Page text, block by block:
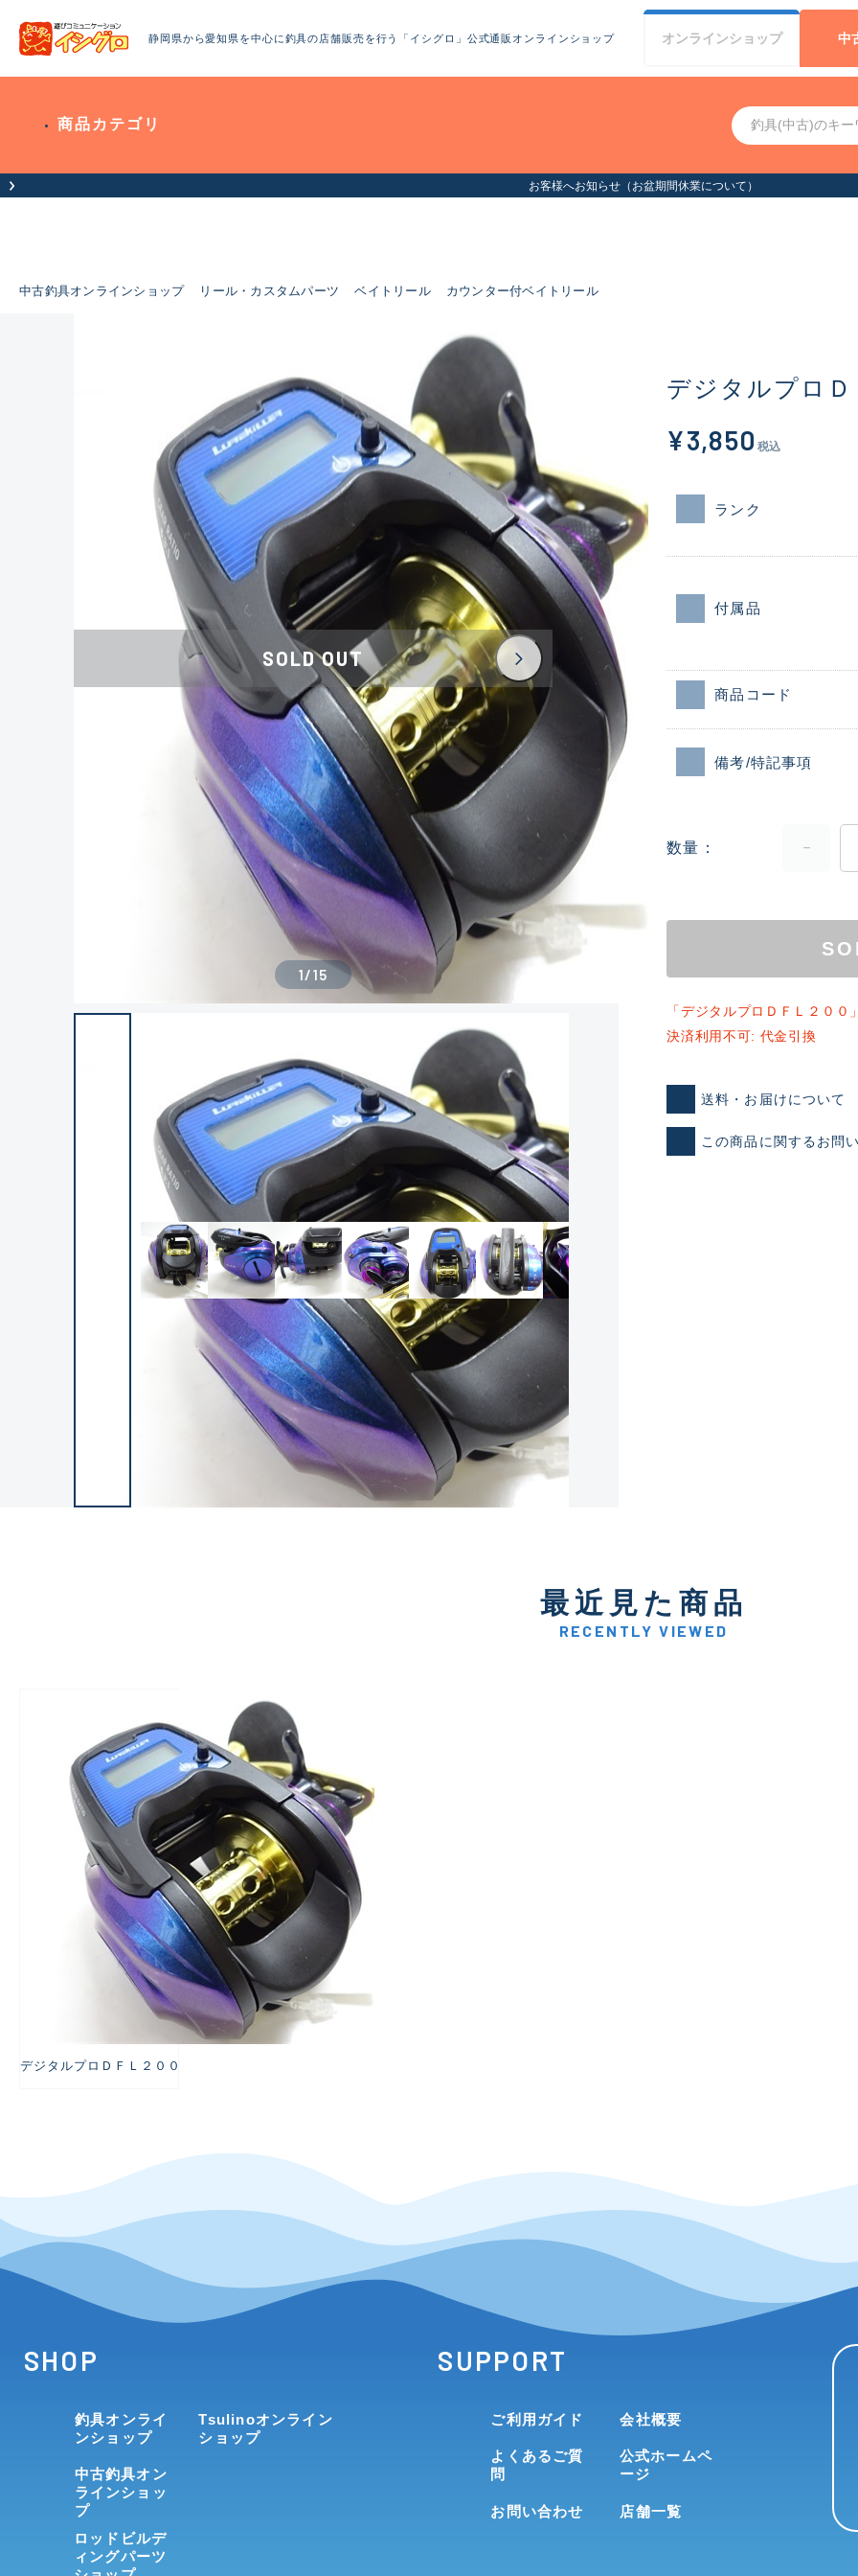
静岡県から愛知県を中心に釣具の店舗販売を行う「イシグロ」公式通販オンラインショップ オンラインショップ 中
商品カテゴリ
お客様へお知らせ（お盆期間休業について）
中古釣具オンラインショップ リール・カスタムパーツ ベイトリール カウンター付ベイトリール
良
新古品（メーカー問屋から
C-
い品
SOLD OUT
1/15
デジタルプロＤ
¥3,850 税込
ランク
付属品
商品コード
備考/特記事項
数量
「デジタルプロＤＦＬ２００
決済利用不可: 代金引換
送料・お届けについて
この商品に関するお問
最近見た商品
RECENTLY VIEWED
デジタルプロＤＦＬ２００
SHOP
釣具オンライ
ンショップ
中古釣具オン
ラインショッ
プ
ロッドビルデ
ィングパーツ
Tsulinoオンライン
ショップ
SUPPORT
ご利用ガイド
よくあるご質
問
お問い合わせ
会社概要
公式ホームペ
ージ
店舗一覧